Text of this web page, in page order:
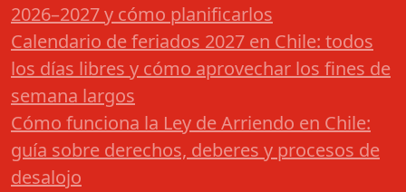
2026–2027 y cómo planificarlos
Calendario de feriados 2027 en Chile: todos
los días libres y cómo aprovechar los fines de
semana largos
Cómo funciona la Ley de Arriendo en Chile:
guía sobre derechos, deberes y procesos de
desalojo